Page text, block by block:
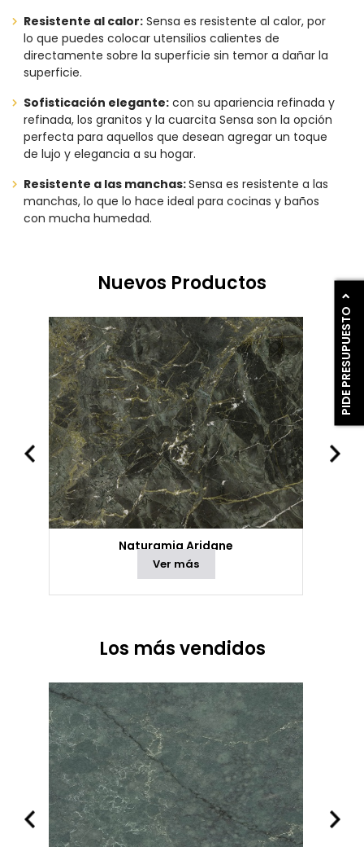
PIDE PRESUPUESTO
Resistente al calor: Sensa es resistente al calor, por
lo que puedes colocar utensilios calientes de
directamente sobre la superficie sin temor a dañar la
superficie.
Sofisticación elegante: con su apariencia refinada y
refinada, los granitos y la cuarcita Sensa son la opción
perfecta para aquellos que desean agregar un toque
de lujo y elegancia a su hogar.
Resistente a las manchas:Sensa es resistente a las
manchas, lo que lo hace ideal para cocinas y baños
con mucha humedad.
Nuevos Productos
Naturamia Aridane
Ver más
Los más vendidos